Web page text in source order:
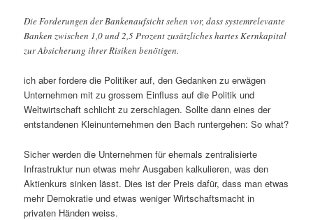
Die Forderungen der Bankenaufsicht sehen vor, dass systemrelevante
Banken zwischen 1,0 und 2,5 Prozent zusätzliches hartes Kernkapital
zur Absicherung ihrer Risiken benötigen.
ich aber fordere die Politiker auf, den Gedanken zu erwägen
Unternehmen mit zu grossem Einfluss auf die Politik und
Weltwirtschaft schlicht zu zerschlagen. Sollte dann eines der
entstandenen Kleinunternehmen den Bach runtergehen: So what?
Sicher werden die Unternehmen für ehemals zentralisierte
Infrastruktur nun etwas mehr Ausgaben kalkulieren, was den
Aktienkurs sinken lässt. Dies ist der Preis dafür, dass man etwas
mehr Demokratie und etwas weniger Wirtschaftsmacht in
privaten Händen weiss.